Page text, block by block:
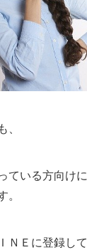
、
ている方向けに
。
ＮＥに登録して